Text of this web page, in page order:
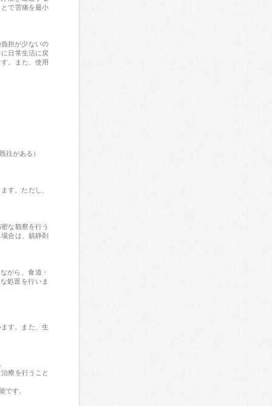
で苦痛を最小
担が少ないの
日常生活に戻
。また、使用
往がある）
す。ただし、
な観察を行う
合は、鎮静剤
がら、食道・
処置を行いま
す。また、生
療を行うこと
です。